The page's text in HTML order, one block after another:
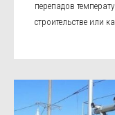
перепадов
строительстве или